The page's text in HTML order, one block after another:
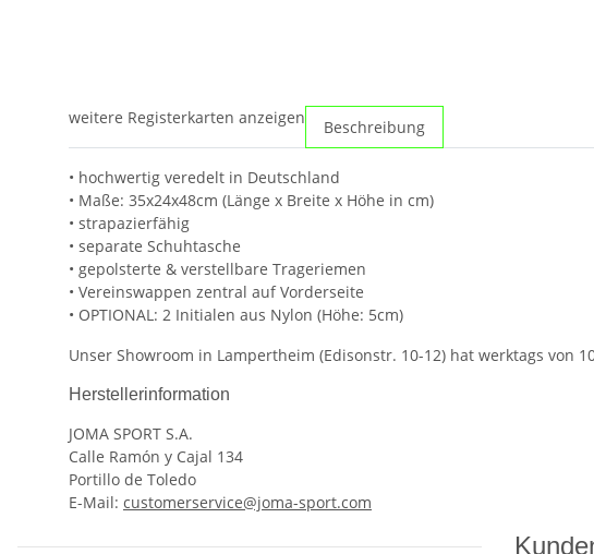
weitere Registerkarten anzeigen Beschreibung
• hochwertig veredelt in Deutschland
• Maße: 35x24x48cm (Länge x Breite x Höhe in cm)
• strapazierfähig
• separate Schuhtasche
• gepolsterte & verstellbare Trageriemen
• Vereinswappen zentral auf Vorderseite
• OPTIONAL: 2 Initialen aus Nylon (Höhe: 5cm)
Unser Showroom in Lampertheim (Edisonstr. 10-12) hat werktags von
Herstellerinformation
JOMA SPORT S.A.
Calle Ramón y Cajal 134
Portillo de Toledo
E-Mail: customerservice@joma-sport.com